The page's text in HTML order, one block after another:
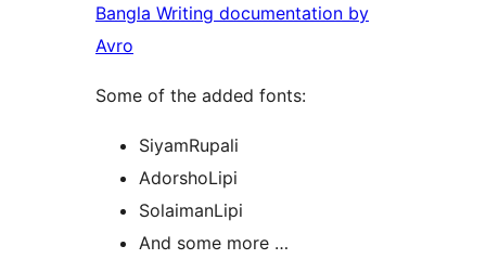
Bangla Writing documentation by
Avro
Some of the added fonts:
SiyamRupali
AdorshoLipi
SolaimanLipi
And some more …